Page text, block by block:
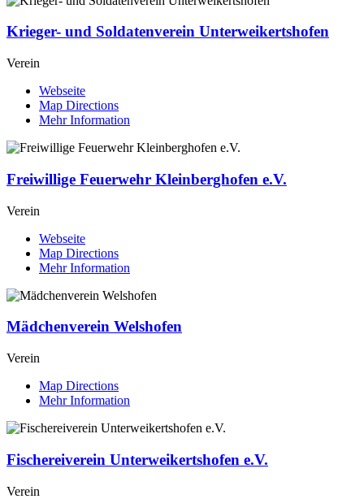
Krieger- und Soldatenverein Unterweikertshofen
Verein
Webseite
Map Directions
Mehr Information
Freiwillige Feuerwehr Kleinberghofen e.V.
Verein
Webseite
Map Directions
Mehr Information
Mädchenverein Welshofen
Verein
Map Directions
Mehr Information
Fischereiverein Unterweikertshofen e.V.
Verein